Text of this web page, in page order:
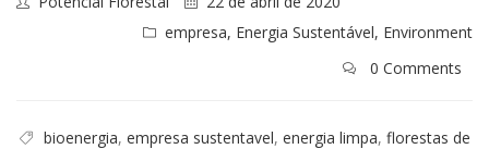
empresa, Energia Sustentável, Environment
0 Comments
bioenergia, empresa sustentavel, energia limpa, florestas de